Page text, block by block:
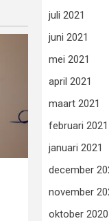
juli 2021
juni 2021
mei 2021
april 2021
maart 2021
februari 2021
januari 2021
december
november
oktober 2020